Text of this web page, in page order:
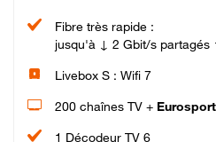
Fibre très rapide :
jusqu'à ↓ 2 Gbit/s partagés
Livebox S : Wifi 7
200 chaînes TV +
1 Décodeur TV 6